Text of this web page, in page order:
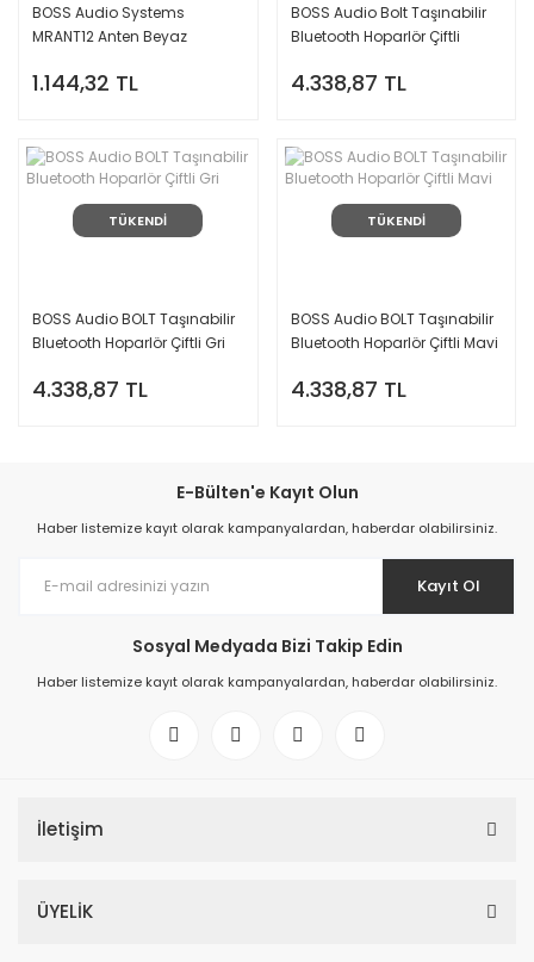
BOSS Audio Systems
MRANT12 Anten Beyaz
1.144,32 TL
BOSS Audio Bolt Taşınabilir
Bluetooth Hoparlör Çiftli
4.338,87 TL
TÜKENDİ
BOSS Audio BOLT Taşınabilir
Bluetooth Hoparlör Çiftli Gri
4.338,87 TL
TÜKENDİ
BOSS Audio BOLT Taşınabilir
Bluetooth Hoparlör Çiftli Mavi
4.338,87 TL
E-Bülten'e Kayıt Olun
Haber listemize kayıt olarak kampanyalardan, haberdar olabilirsiniz.
Kayıt Ol
Sosyal Medyada Bizi Takip Edin
Haber listemize kayıt olarak kampanyalardan, haberdar olabilirsiniz.
İletişim
ÜYELİK